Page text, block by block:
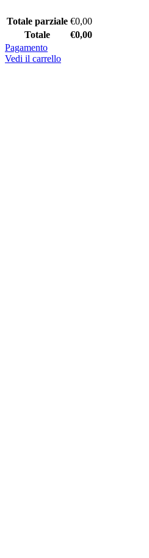
Totale parziale €0,00
Totale
€0,00
Pagamento
Vedi il carrello